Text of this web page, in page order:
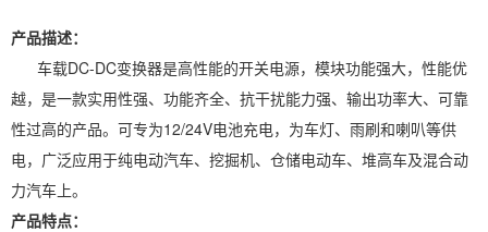
产品描述：
车载DC-DC变换器是高性能的开关电源，模块功能强大，性能优
越，是一款实用性强、功能齐全、抗干扰能力强、输出功率大、可靠
性过高的产品。可专为12/24V电池充电，为车灯、雨刷和喇叭等供
电，广泛应用于纯电动汽车、挖掘机、仓储电动车、堆高车及混合动
力汽车上。
产品特点：